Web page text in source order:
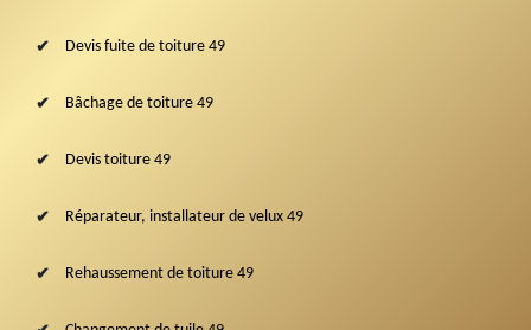
Devis fuite de toiture 49
Bâchage de toiture 49
Devis toiture 49
Réparateur, installateur de velux 49
Rehaussement de toiture 49